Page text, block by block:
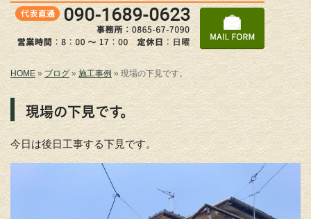
HOME» ブログ» 施工事例 » 現場の下見です。
現場の下見です。
今日は後日工事する下見です。